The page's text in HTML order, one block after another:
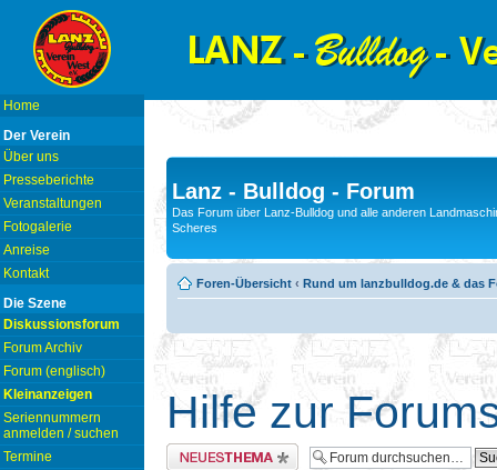
Home
Der Verein
Über uns
Presseberichte
Veranstaltungen
Fotogalerie
Anreise
Kontakt
Die Szene
Diskussionsforum
Forum Archiv
Forum (englisch)
Kleinanzeigen
Seriennummern
anmelden / suchen
Termine
Lanz - Bulldog - Forum
Das Forum über Lanz-Bulldog und alle anderen
Scheres
Foren-Übersicht ‹ Rund um lanzbulldog.de & das
Hilfe zur
Neues Thema erstellen